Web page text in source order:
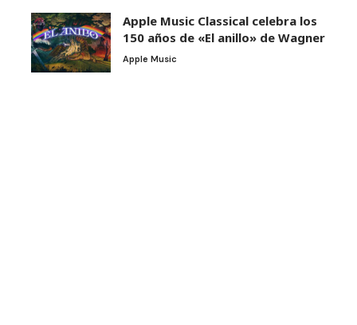
Apple Music Classical celebra los
150 años de «El anillo» de Wagner
Apple Music